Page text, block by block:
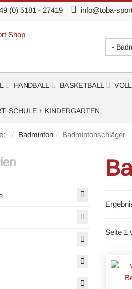
(0) 5181 - 27419 info@toba-
-
HANDBALL BASKETBALL
SCHULE + KINDERGARTEN
Badminton Badmintonschläger
Seite 1